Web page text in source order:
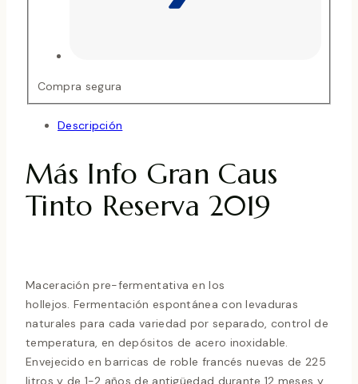
Compra segura
Descripción
Más Info Gran Caus
Tinto Reserva 2019
Maceración pre-fermentativa en los
hollejos. Fermentación espontánea con levaduras
naturales para cada variedad por separado, control de
temperatura, en depósitos de acero inoxidable.
Envejecido en barricas de roble francés nuevas de 225
litros y de 1-2 años de antigüedad durante 12 meses y